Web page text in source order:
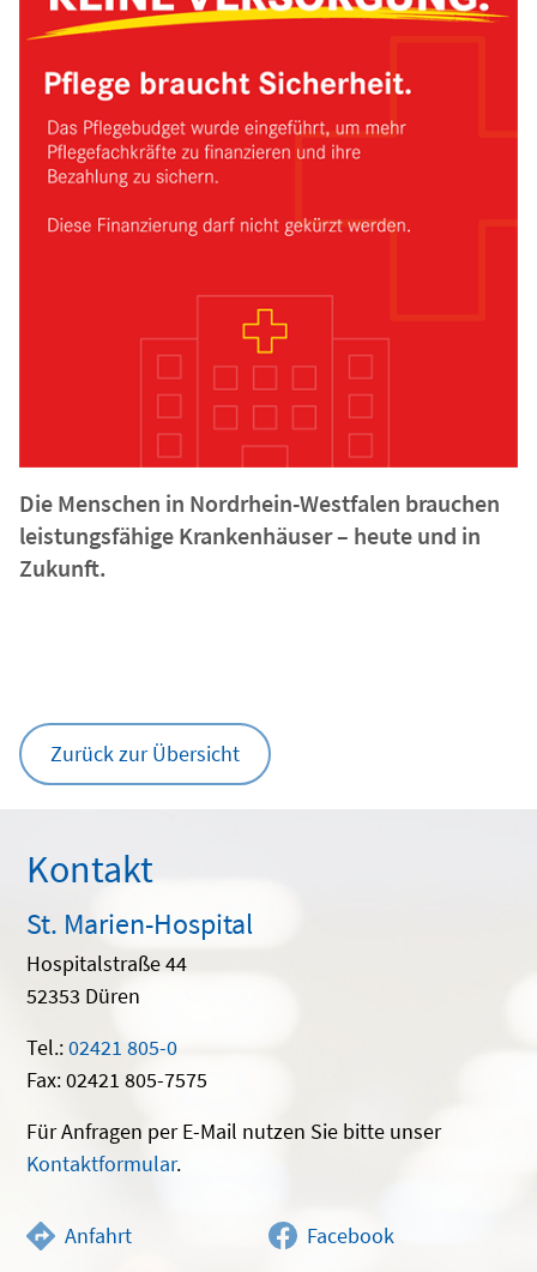
Die Menschen in Nordrhein-Westfalen brauchen
leistungsfähige Krankenhäuser – heute und in
Zukunft.
Zurück zur Übersicht
Kontakt
St. Marien-Hospital
Hospitalstraße 44
52353 Düren
Tel.:02421 805-0
Fax: 02421 805-7575
Für Anfragen per E-Mail nutzen Sie bitte unser
Kontaktformular.
Anfahrt Facebook